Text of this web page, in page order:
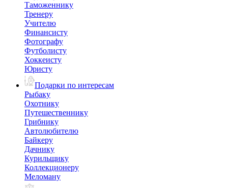
Таможеннику
Тренеру
Учителю
Финансисту
Фотографу
Футболисту
Хоккеисту
Юристу
Подарки по интересам
Рыбаку
Охотнику
Путешественнику
Грибнику
Автолюбителю
Байкеру
Дачнику
Курильщику
Коллекционеру
Меломану